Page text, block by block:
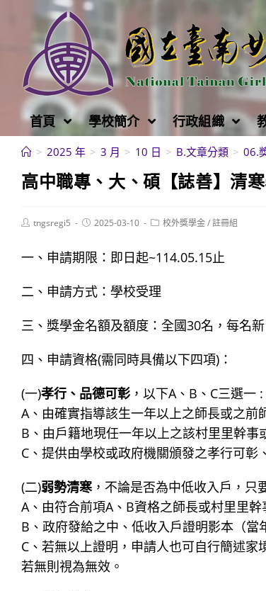
首頁 學校簡介 行政組織
> 2025 年 > 3 月 > 10 日 > B.文章分類 > 06.
高中職專、大、碩【誌善】清
Posttngsregi5
Post2025-03-10
Post校外獎學金/註冊組
一、申請期限：即日起~114.05.15止
二、申請方式：學校受理
三、獎學金名額及額度：全國30名，每名
四、申請資格(需同時具備以下四項)：
(一)孝行、品德可彰 ，以下A、B、C三選一 :
A、由確實指導該生一年以上之師長或之前
B、由戶籍地現任一年以上之該村里里幹事
C、提供由學校或政府機關頒發之孝行可彰
(二)弱勢清寒，不論是否為中低收入戶，只
A、由符合前項A、B資格之師長或村里里
B、政府發給之中、低收入戶證明影本（當
C、若無以上證明，申請人也可自行簡述家
若無則視為無效。